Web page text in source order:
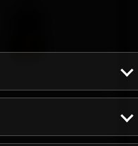
303 Klassikgitarre 3/4